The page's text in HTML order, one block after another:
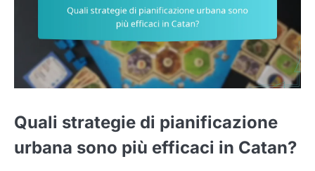
Quali strategie di pianificazione
urbana sono più efficaci in Catan?